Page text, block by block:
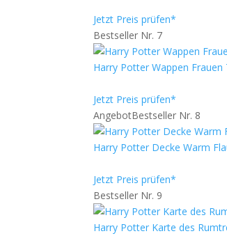
Jetzt Preis prüfen*
Bestseller Nr. 7
Harry Potter Wappen
Jetzt Preis prüfen*
AngebotBestseller Nr. 8
Harry Potter Decke Warm
Jetzt Preis prüfen*
Bestseller Nr. 9
Harry Potter Karte des